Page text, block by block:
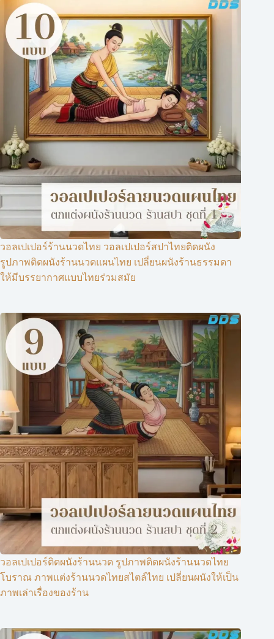
วอลเปเปอร์ร้านนวดไทย วอลเปเปอร์สปาไทยติดผนัง
รูปภาพติดผนังร้านนวดแผนไทย เปลี่ยนผนังร้านธรรมดา
ให้มีบรรยากาศแบบไทยร่วมสมัย
วอลเปเปอร์ติดผนังร้านนวด รูปภาพติดผนังร้านนวดไทย
โบราณ ภาพแต่งร้านนวดไทยสไตล์ไทย เปลี่ยนผนังให้เป็น
ภาพเล่าเรื่องของร้าน